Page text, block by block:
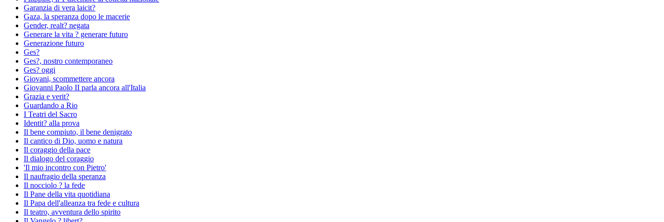
Garanzia di vera laicit?
Gaza, la speranza dopo le macerie
Gender, realt? negata
Generare la vita ? generare futuro
Generazione futuro
Ges?
Ges?, nostro contemporaneo
Ges? oggi
Giovani, scommettere ancora
Giovanni Paolo II parla ancora all'Italia
Grazia e verit?
Guardando a Rio
I Teatri del Sacro
Identit? alla prova
Il bene compiuto, il bene denigrato
Il cantico di Dio, uomo e natura
Il coraggio della pace
Il dialogo del coraggio
'Il mio incontro con Pietro'
Il naufragio della speranza
Il nocciolo ? la fede
Il Pane della vita quotidiana
Il Papa dell'alleanza tra fede e cultura
Il teatro, avventura dello spirito